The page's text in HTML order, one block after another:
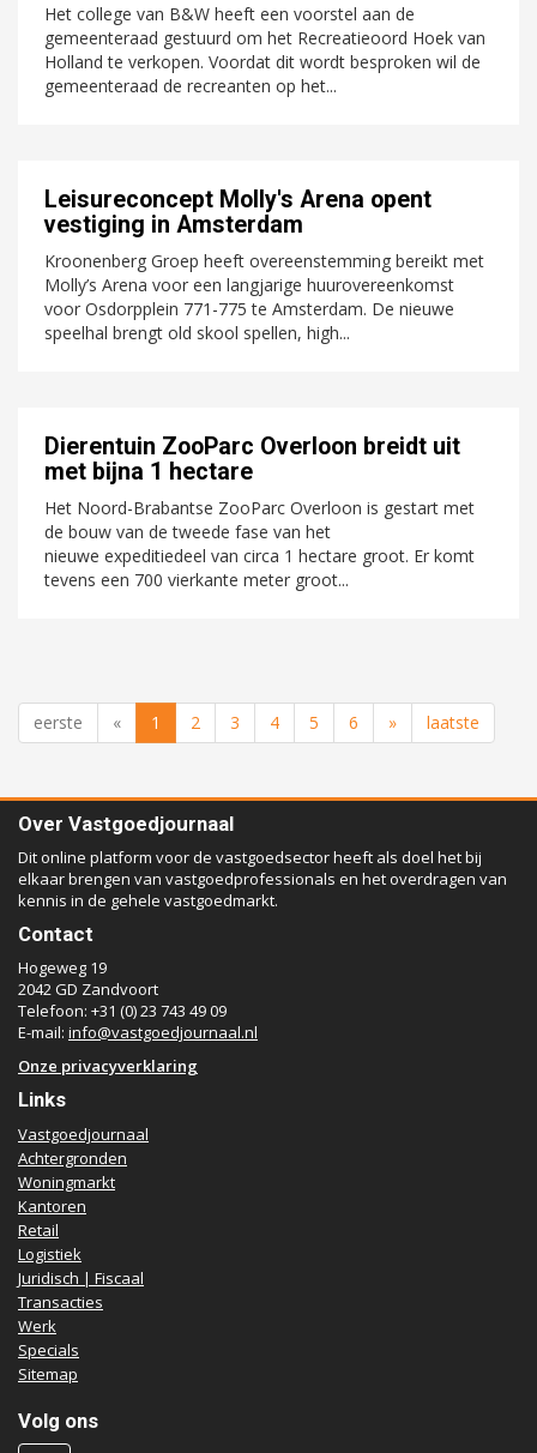
Het college van B&W heeft een voorstel aan de
gemeenteraad gestuurd om het Recreatieoord Hoek van
Holland te verkopen. Voordat dit wordt besproken wil de
gemeenteraad de recreanten op het...
Leisureconcept Molly's Arena opent
vestiging in Amsterdam
Kroonenberg Groep heeft overeenstemming bereikt met
Molly’s Arena voor een langjarige huurovereenkomst
voor Osdorpplein 771-775 te Amsterdam. De nieuwe
speelhal brengt old skool spellen, high...
Dierentuin ZooParc Overloon breidt uit
met bijna 1 hectare
Het Noord-Brabantse ZooParc Overloon is gestart met
de bouw van de tweede fase van het
nieuwe expeditiedeel van circa 1 hectare groot. Er komt
tevens een 700 vierkante meter groot...
eerste « 1 2 3 4 5 6 » laatste
Over Vastgoedjournaal
Dit online platform voor de vastgoedsector heeft als doel het bij
elkaar brengen van vastgoedprofessionals en het overdragen van
kennis in de gehele vastgoedmarkt.
Contact
Hogeweg 19
2042 GD Zandvoort
Telefoon: +31 (0) 23 743 49 09
E-mail: info@vastgoedjournaal.nl
Onze privacyverklaring
Links
Vastgoedjournaal
Achtergronden
Woningmarkt
Kantoren
Retail
Logistiek
Juridisch | Fiscaal
Transacties
Werk
Specials
Sitemap
Volg ons